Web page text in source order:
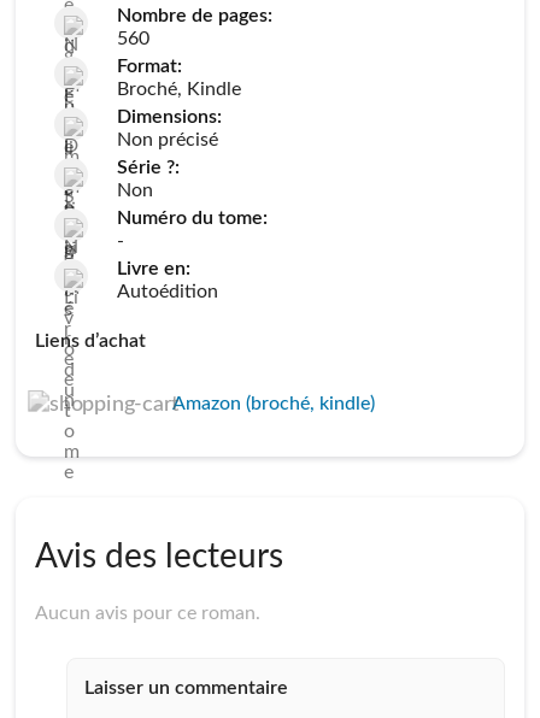
Nombre de pages:
560
Format:
Broché, Kindle
Dimensions:
Non précisé
Série ?:
Non
Numéro du tome:
-
Livre en:
Autoédition
Liens d’achat
Amazon (broché, kindle)
Avis des lecteurs
Aucun avis pour ce roman.
Laisser un commentaire